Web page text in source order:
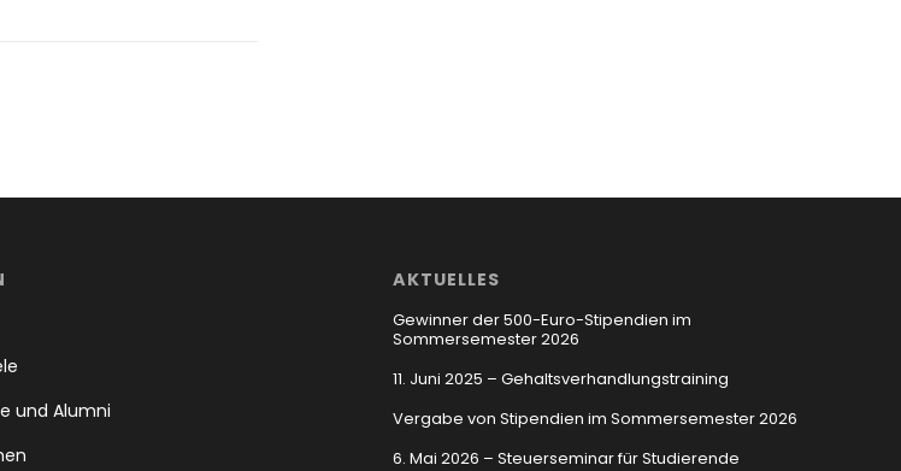
und Alumni
AKTUELLES
Gewinner der 500-Euro-Stipendien im
Sommersemester 2026
11. Juni 2025 – Gehaltsverhandlungstraining
Vergabe von Stipendien im Sommersemester 2026
6. Mai 2026 – Steuerseminar für Studierende